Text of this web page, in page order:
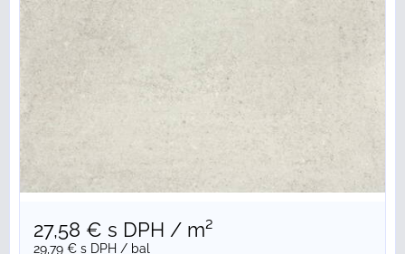
27,58 € s DPH / m²
29,79 € s DPH / bal